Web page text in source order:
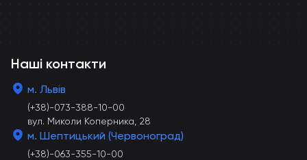
Наші контакти
м. Львів
(+38)-073-388-10-00
вул. Миколи Коперника, 28
м. Шептицький (Червоноград)
(+38)-063-355-10-00